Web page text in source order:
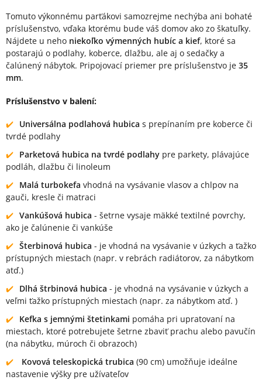
Tomuto výkonnému parťákovi samozrejme nechýba ani bohaté
príslušenstvo, vďaka ktorému bude váš domov ako zo škatuľky.
Nájdete u neho niekoľko výmenných hubíc a kief, ktoré sa
postarajú o podlahy, koberce, dlažbu, ale aj o sedačky a
čalúnený nábytok. Pripojovací priemer pre príslušenstvo je 35
mm.
Príslušenstvo v balení:
Universálna podlahová hubica s prepínaním pre koberce či
tvrdé podlahy
Parketová hubica na tvrdé podlahy pre parkety, plávajúce
podláh, dlažbu či linoleum
Malá turbokefa vhodná na vysávanie vlasov a chlpov na
gauči, kresle či matraci
Vankúšová hubica - šetrne vysaje mäkké textilné povrchy,
ako je čalúnenie či vankúše
Šterbinová hubica - je vhodná na vysávanie v úzkych a ťažko
prístupných miestach (napr. v rebrách radiátorov, za nábytkom
atď.)
Dlhá štrbinová hubica - je vhodná na vysávanie v úzkych a
veľmi ťažko prístupných miestach (napr. za nábytkom atď. )
Kefka s jemnými štetinkami pomáha pri upratovaní na
miestach, ktoré potrebujete šetrne zbaviť prachu alebo pavučín
(na nábytku, múroch či obrazoch)
Kovová teleskopická trubica (90 cm) umožňuje ideálne
nastavenie výšky pre užívateľov